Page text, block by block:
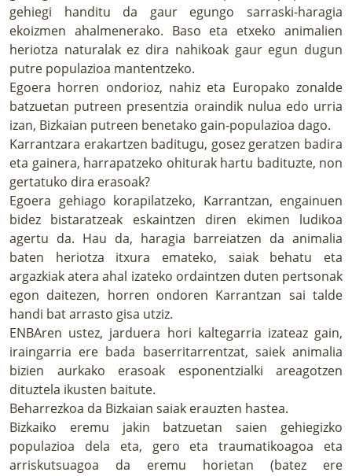
gehiegi handitu da gaur egungo sarraski-haragia
ekoizmen ahalmenerako. Baso eta etxeko animalien
heriotza naturalak ez dira nahikoak gaur egun dugun
putre populazioa mantentzeko.
Egoera horren ondorioz, nahiz eta Europako zonalde
batzuetan putreen presentzia oraindik nulua edo urria
izan, Bizkaian putreen benetako gain-populazioa dago.
Karrantzara erakartzen baditugu, gosez geratzen badira
eta gainera, harrapatzeko ohiturak hartu badituzte, non
gertatuko dira erasoak?
Egoera gehiago korapilatzeko, Karrantzan, engainuen
bidez bistaratzeak eskaintzen diren ekimen ludikoa
agertu da. Hau da, haragia barreiatzen da animalia
baten heriotza itxura emateko, saiak behatu eta
argazkiak atera ahal izateko ordaintzen duten pertsonak
egon daitezen, horren ondoren Karrantzan sai talde
handi bat arrasto gisa utziz.
ENBAren ustez, jarduera hori kaltegarria izateaz gain,
iraingarria ere bada baserritarrentzat, saiek animalia
bizien aurkako erasoak esponentzialki areagotzen
dituztela ikusten baitute.
Beharrezkoa da Bizkaian saiak erauzten hastea.
Bizkaiko eremu jakin batzuetan saien gehiegizko
populazioa dela eta, gero eta traumatikoagoa eta
arriskutsuagoa da eremu horietan (batez ere